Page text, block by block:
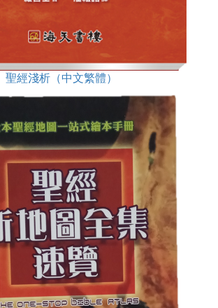
聖經淺析（中文繁體）